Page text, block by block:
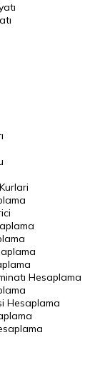
Hesaplama
Hesaplama